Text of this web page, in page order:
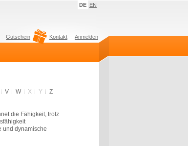
DE EN
Gutschein Kontakt Anmelden
V W X Y Z
die Fähigkeit, trotz
und dynamische